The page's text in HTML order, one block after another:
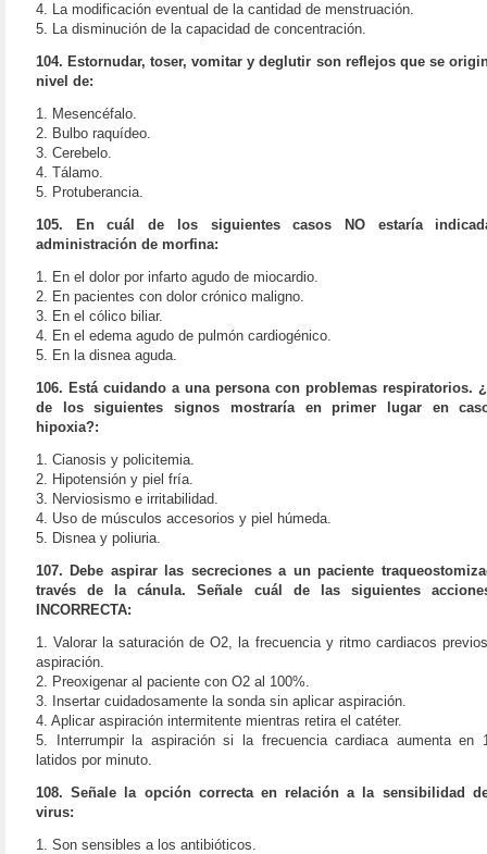
4. La modificación eventual de la cantidad de menstruación.
5. La disminución de la capacidad de concentración.
104. Estornudar, toser, vomitar y deglutir son reflejos que se
nivel de:
1. Mesencéfalo.
2. Bulbo raquídeo.
3. Cerebelo.
4. Tálamo.
5. Protuberancia.
105. En cuál de los siguientes casos NO estaría
administración de morfina:
1. En el dolor por infarto agudo de miocardio.
2. En pacientes con dolor crónico maligno.
3. En el cólico biliar.
4. En el edema agudo de pulmón cardiogénico.
5. En la disnea aguda.
106. Está cuidando a una persona con problemas respiratorios.
de los siguientes signos mostraría en primer lugar en
hipoxia?:
1. Cianosis y policitemia.
2. Hipotensión y piel fría.
3. Nerviosismo e irritabilidad.
4. Uso de músculos accesorios y piel húmeda.
5. Disnea y poliuria.
107. Debe aspirar las secreciones a un paciente
través de la cánula. Señale cuál de las siguientes
INCORRECTA:
1. Valorar la saturación de O2, la frecuencia y ritmo cardiacos
aspiración.
2. Preoxigenar al paciente con O2 al 100%.
3. Insertar cuidadosamente la sonda sin aplicar aspiración.
4. Aplicar aspiración intermitente mientras retira el catéter.
5. Interrumpir la aspiración si la frecuencia cardiaca aumenta en
latidos por minuto.
108. Señale la opción correcta en relación a la sensibilidad
virus:
1. Son sensibles a los antibióticos.